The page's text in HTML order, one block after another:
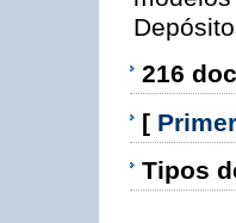
216
[
Tipos